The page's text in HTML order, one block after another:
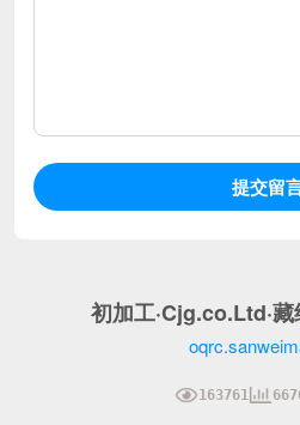
初加工·Cjg.co.Ltd·
163761